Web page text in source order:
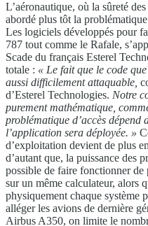
L’aéronautique, où la sûreté
abordé plus tôt la
Les logiciels développés pour
787 tout comme le Rafale,
Scade du français Esterel
totale : « Le fait que le code
aussi difficilement attaquable,
d’Esterel Technologies. Notre
purement mathématique,
problématique d’accès dépend
l’application sera déployée. »
d’exploitation devient de plus
d’autant que, la puissance des
possible de faire fonctionner de
sur un même calculateur, alors
physiquement chaque système
alléger les avions de dernière
Airbus A350, on limite le